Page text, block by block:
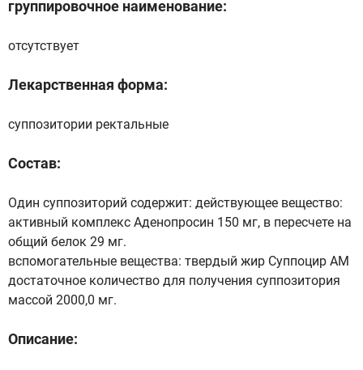
группировочное наименование:
отсутствует
Лекарственная форма:
суппозитории ректальные
Состав:
Один суппозиторий содержит: действующее вещество:
активный комплекс Аденопросин 150 мг, в пересчете на
общий белок 29 мг.
вспомогательные вещества: твердый жир Суппоцир AM
достаточное количество для получения суппозитория
массой 2000,0 мг.
Описание: